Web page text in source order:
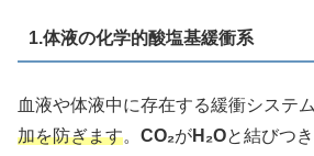
1.体液の化学的酸塩基緩衝系
血液や体液中に存在する緩衝システム
加を防ぎます。 CO₂がH₂Oと結びつ